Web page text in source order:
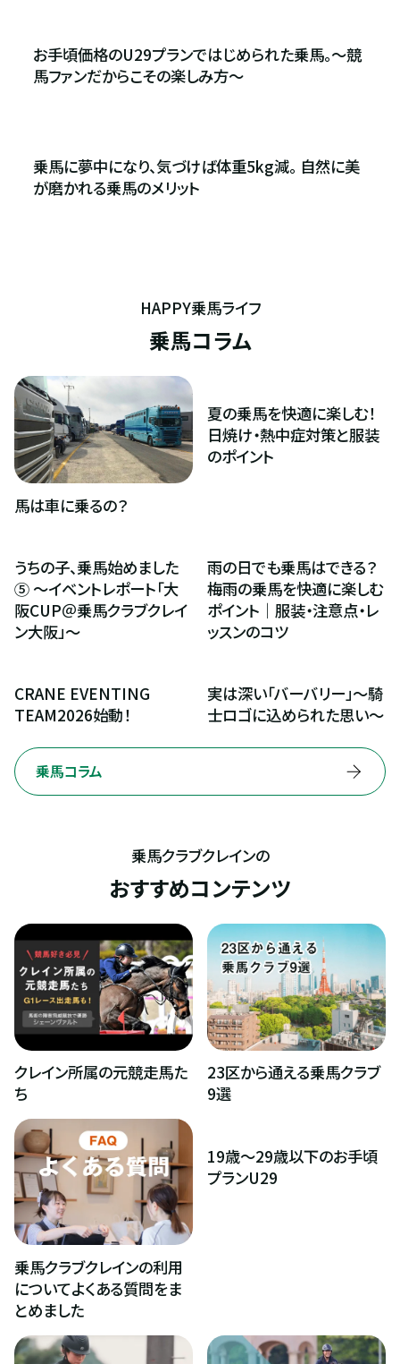
お手頃価格のU29プランではじめられた乗馬。〜競
馬ファンだからこその楽しみ方〜
乗馬に夢中になり、気づけば体重5kg減。 自然に美
が磨かれる乗馬のメリット
入会のご相談・申込HAPPY乗馬ライフ
乗馬コラム
馬は車に乗るの？
夏の乗馬を快適に楽しむ！
日焼け・熱中症対策と服装
のポイント
うちの子、乗馬始めました
⑤ ～イベントレポート「大
阪CUP＠乗馬クラブクレイ
ン大阪」～
雨の日でも乗馬はできる？
梅雨の乗馬を快適に楽しむ
ポイント｜服装・注意点・レ
ッスンのコツ
CRANE EVENTING
TEAM2026始動！
実は深い「バーバリー」～騎
士ロゴに込められた思い～
乗馬コラム
乗馬クラブクレインの
おすすめコンテンツ
クレイン所属の元競走馬た
ち
23区から通える乗馬クラブ
9選
乗馬クラブクレインの利用
についてよくある質問をま
とめました
19歳〜29歳以下のお手頃
プランU29